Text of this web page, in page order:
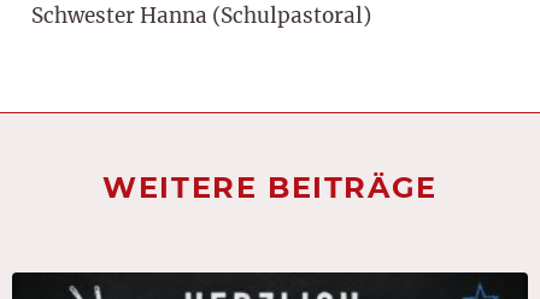
Schwester Hanna (Schulpastoral)
WEITERE BEITRÄGE